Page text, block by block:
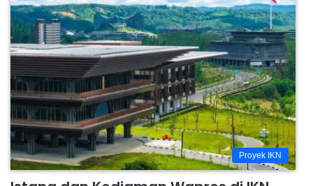
Proyek IKN